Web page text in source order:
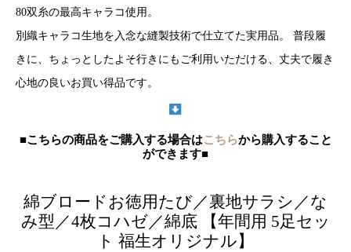
80双糸の最高キャラコ使用。
別織キャラコ生地を入念な縫製技術で仕立てた実用品。 普段履
きに、ちょっとしたよそ行きにもご利用いただける、丈夫で履き
心地の良いお買い得品です。
■こちらの商品をご購入する場合はこちらから購入すること
ができます■
綿ブロードお徳用たび／裏地サラシ／な
み型／4枚コハゼ／綿底 【年間用 5足セッ
ト 福生オリジナル】